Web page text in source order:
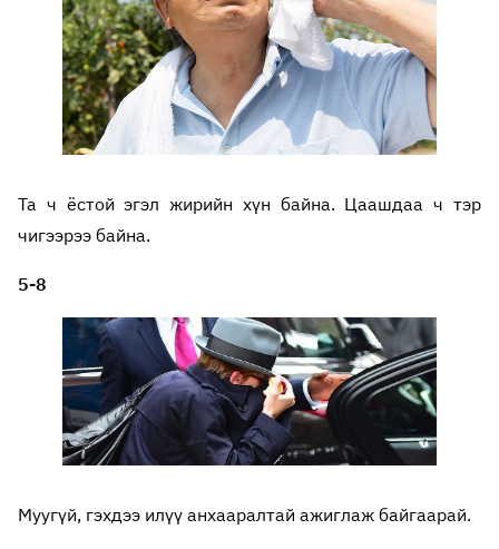
Та ч ёстой эгэл жирийн хүн байна. Цаашдаа ч тэр
чигээрээ байна.
5-8
Муугүй, гэхдээ илүү анхааралтай ажиглаж байгаарай.